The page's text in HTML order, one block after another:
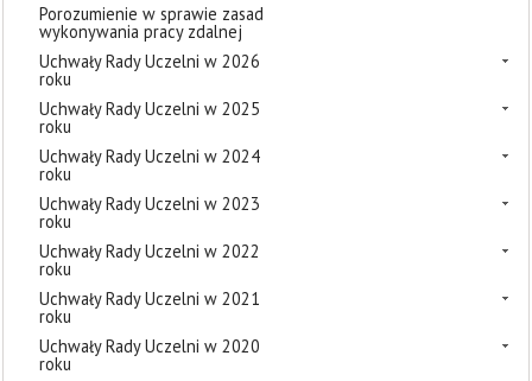
Porozumienie w sprawie zasad
wykonywania pracy zdalnej
Uchwały Rady Uczelni w 2026
roku
Uchwały Rady Uczelni w 2025
roku
Uchwały Rady Uczelni w 2024
roku
Uchwały Rady Uczelni w 2023
roku
Uchwały Rady Uczelni w 2022
roku
Uchwały Rady Uczelni w 2021
roku
Uchwały Rady Uczelni w 2020
roku